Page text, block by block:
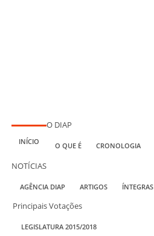
INÍCIO
O DIAP
O QUE É CRONOLOGIA
NOTÍCIAS
AGÊNCIA DIAP ARTIGOS ÍNTEGRAS
Principais Votações
LEGISLATURA 2015/2018